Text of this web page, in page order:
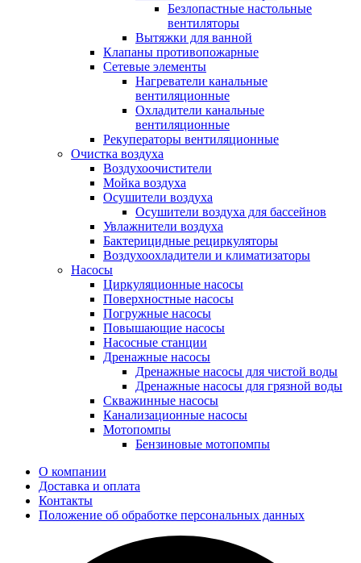
Безлопастные настольные
вентиляторы
Вытяжки для ванной
Клапаны противопожарные
Сетевые элементы
Нагреватели канальные
вентиляционные
Охладители канальные
вентиляционные
Рекуператоры вентиляционные
Очистка воздуха
Воздухоочистители
Мойка воздуха
Осушители воздуха
Осушители воздуха для бассейнов
Увлажнители воздуха
Бактерицидные рециркуляторы
Воздухоохладители и климатизаторы
Насосы
Циркуляционные насосы
Поверхностные насосы
Погружные насосы
Повышающие насосы
Насосные станции
Дренажные насосы
Дренажные насосы для чистой воды
Дренажные насосы для грязной воды
Скважинные насосы
Канализационные насосы
Мотопомпы
Бензиновые мотопомпы
О компании
Доставка и оплата
Контакты
Положение об обработке персональных данных